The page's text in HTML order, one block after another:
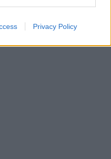
Privacy Policy